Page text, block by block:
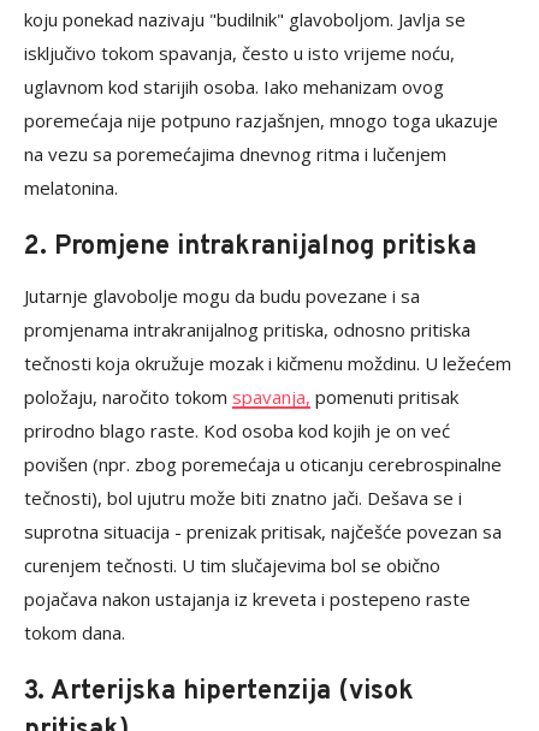
koju ponekad nazivaju "budilnik" glavoboljom. Javlja se
isključivo tokom spavanja, često u isto vrijeme noću,
uglavnom kod starijih osoba. Iako mehanizam ovog
poremećaja nije potpuno razjašnjen, mnogo toga ukazuje
na vezu sa poremećajima dnevnog ritma i lučenjem
melatonina.
2. Promjene intrakranijalnog pritiska
Jutarnje glavobolje mogu da budu povezane i sa
promjenama intrakranijalnog pritiska, odnosno pritiska
tečnosti koja okružuje mozak i kičmenu moždinu. U ležećem
položaju, naročito tokom spavanja, pomenuti pritisak
prirodno blago raste. Kod osoba kod kojih je on već
povišen (npr. zbog poremećaja u oticanju cerebrospinalne
tečnosti), bol ujutru može biti znatno jači. Dešava se i
suprotna situacija - prenizak pritisak, najčešće povezan sa
curenjem tečnosti. U tim slučajevima bol se obično
pojačava nakon ustajanja iz kreveta i postepeno raste
tokom dana.
3. Arterijska hipertenzija (visok